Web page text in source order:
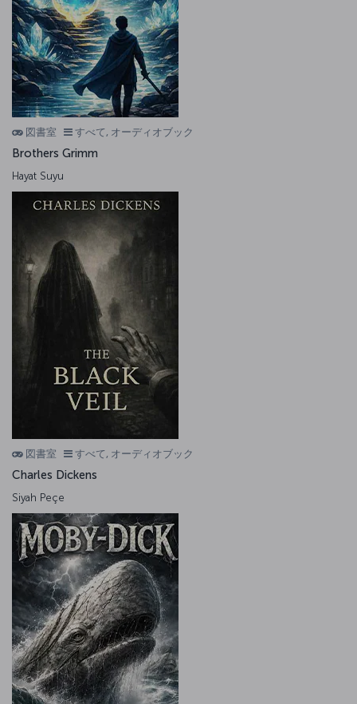
図書室 すべて, オーディオブック
Brothers Grimm
Hayat Suyu
図書室 すべて, オーディオブック
Charles Dickens
Siyah Peçe